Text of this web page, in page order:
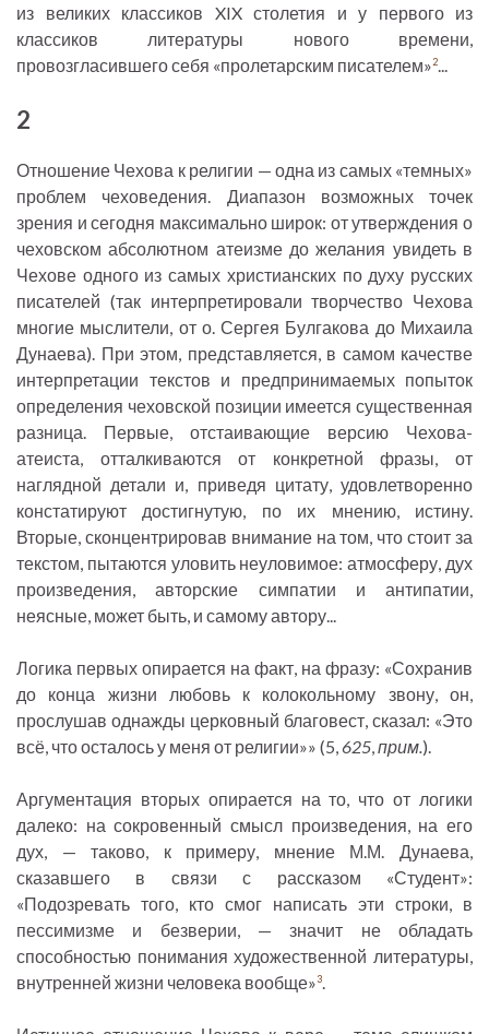
из великих классиков XIX столетия и у первого из
классиков литературы нового времени,
провозгласившего себя «пролетарским писателем»2
2
Отношение Чехова к религии — одна из самых «темных»
проблем чеховедения. Диапазон возможных точек
зрения и сегодня максимально широк: от утверждения о
чеховском абсолютном атеизме до желания увидеть в
Чехове одного из самых христианских по духу русских
писателей (так интерпретировали творчество Чехова
многие мыслители, от о. Сергея Булгакова до Михаила
Дунаева). При этом, представляется, в самом качестве
интерпретации текстов и предпринимаемых попыток
определения чеховской позиции имеется существенная
разница. Первые, отстаивающие версию Чехова-
атеиста, отталкиваются от конкретной фразы, от
наглядной детали и, приведя цитату, удовлетворенно
констатируют достигнутую, по их мнению, истину.
Вторые, сконцентрировав внимание на том, что стоит за
текстом, пытаются уловить неуловимое: атмосферу, дух
произведения, авторские симпатии и антипатии,
неясные, может быть, и самому автору...
Логика первых опирается на факт, на фразу: «Сохранив
до конца жизни любовь к колокольному звону, он,
прослушав однажды церковный благовест, сказал: «Это
всё, что осталось у меня от религии»» (5,625,прим.).
Аргументация вторых опирается на то, что от логики
далеко: на сокровенный смысл произведения, на его
дух, — таково, к примеру, мнение М.М. Дунаева,
сказавшего в связи с рассказом «Студент»:
«Подозревать того, кто смог написать эти строки, в
пессимизме и безверии, — значит не обладать
способностью понимания художественной литературы,
внутренней жизни человека вообще»3.